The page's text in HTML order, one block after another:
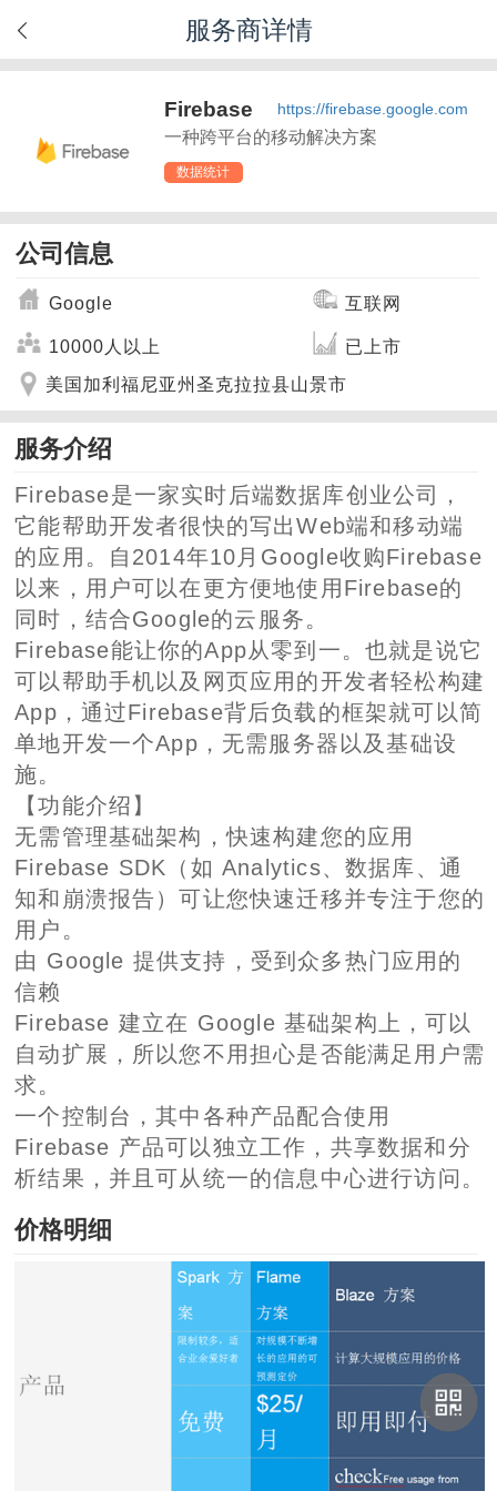
服务商详情
Firebase https://firebase.google.com
一种跨平台的移动解决方案
数据统计
公司信息
Google 互联网
10000人以上
已上市
美国加利福尼亚州圣克拉拉县山景市
服务介绍
Firebase是一家实时后端数据库创业公司，
它能帮助开发者很快的写出Web端和移动端
的应用。自2014年10月Google收购Firebase
以来，用户可以在更方便地使用Firebase的
同时，结合Google的云服务。
Firebase能让你的App从零到一。也就是说它
可以帮助手机以及网页应用的开发者轻松构建
App，通过Firebase背后负载的框架就可以简
单地开发一个App，无需服务器以及基础设
施。
【功能介绍】
无需管理基础架构，快速构建您的应用
Firebase SDK（如 Analytics、数据库、通
知和崩溃报告）可让您快速迁移并专注于您的
用户。
由 Google 提供支持，受到众多热门应用的
信赖
Firebase 建立在 Google 基础架构上，可以
自动扩展，所以您不用担心是否能满足用户需
求。
一个控制台，其中各种产品配合使用
Firebase 产品可以独立工作，共享数据和分
析结果，并且可从统一的信息中心进行访问。
价格明细